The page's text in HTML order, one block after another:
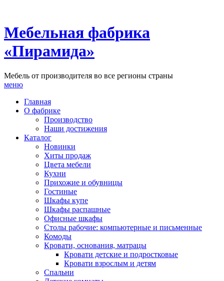
Мебельная фабрика
«Пирамида»
Мебель от производителя во все регионы страны
меню
Главная
О фабрике
Производство
Наши достижения
Каталог
Новинки
Хиты продаж
Цвета мебели
Кухни
Прихожие и обувницы
Гостиные
Шкафы купе
Шкафы распашные
Офисные шкафы
Столы рабочие: компьютерные и письменные
Комоды
Кровати, основания, матрацы
Кровати детские и подростковые
Кровати взрослым и детям
Спальни